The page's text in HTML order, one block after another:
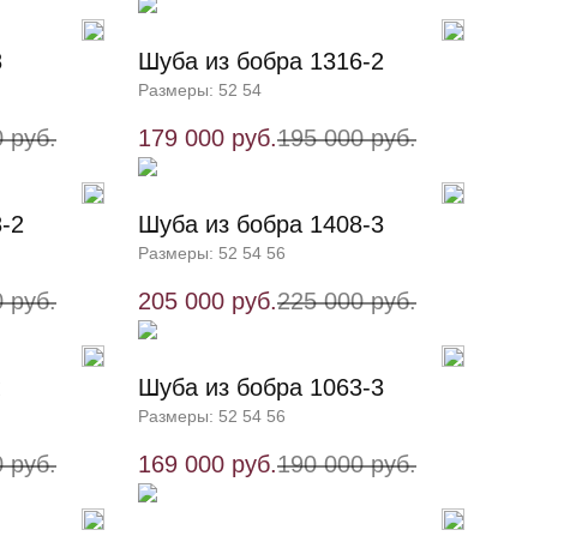
руб.
Шуба из бобра 1316-2
Размеры: 52 54
179 000 руб.195 000 руб.
2
руб.
Шуба из бобра 1408-3
Размеры: 52 54 56
205 000 руб.225 000 руб.
руб.
Шуба из бобра 1063-3
Размеры: 52 54 56
169 000 руб.190 000 руб.